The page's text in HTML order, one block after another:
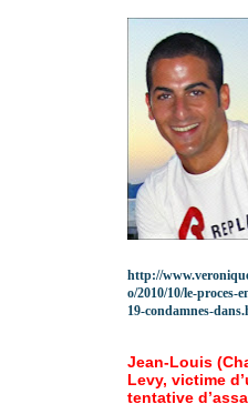
http://
o/2010/10/le-proces-
19-condamnes-
Jean-Louis
Levy, victime
tentative